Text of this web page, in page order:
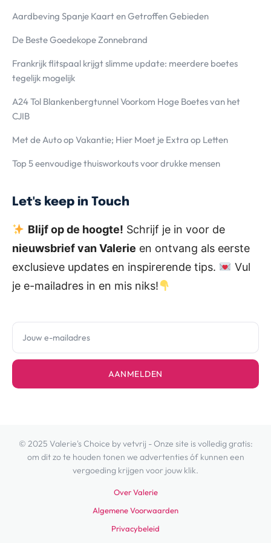
Aardbeving Spanje Kaart en Getroffen Gebieden
De Beste Goedekope Zonnebrand
Frankrijk flitspaal krijgt slimme update: meerdere boetes
tegelijk mogelijk
A24 Tol Blankenbergtunnel Voorkom Hoge Boetes van het
CJIB
Met de Auto op Vakantie; Hier Moet je Extra op Letten
Top 5 eenvoudige thuisworkouts voor drukke mensen
Let's keep in Touch
Blijf op de hoogte! Schrijf je in voor de
nieuwsbrief van Valerie en ontvang als eerste
exclusieve updates en inspirerende tips.
Vul
je e-mailadres in en mis niks!
AANMELDEN
© 2025 Valerie's Choice by vetvrij - Onze site is volledig gratis:
om dit zo te houden tonen we advertenties óf kunnen een
vergoeding krijgen voor jouw klik.
Over Valerie
Algemene Voorwaarden
Privacybeleid